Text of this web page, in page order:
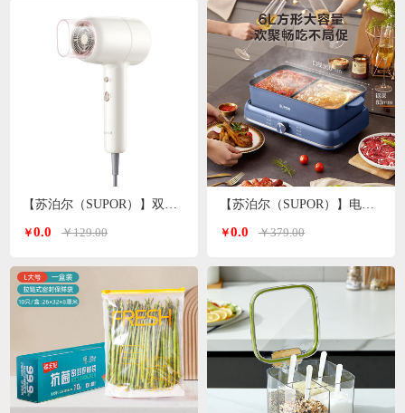
【苏泊尔（SUPOR）】双温双档电吹风白色 HDL-F3
￥0.0 ￥129.00
【苏泊尔（SUPOR）】电火锅6L H3724FKX71Y
￥0.0 ￥379.00